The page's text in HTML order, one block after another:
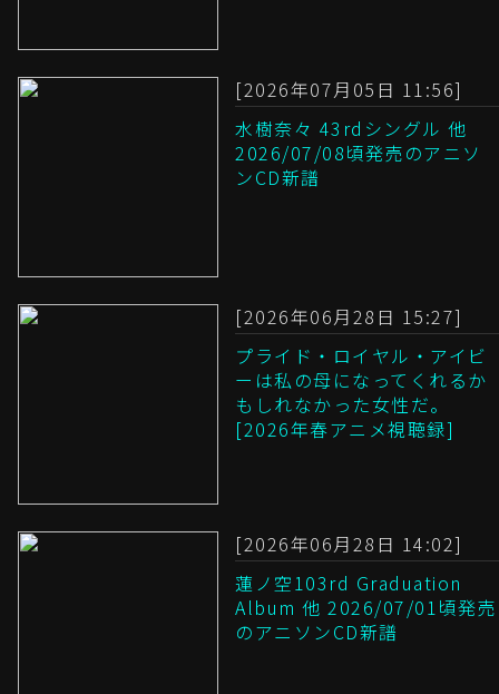
[2026年07月05日 11:56]
水樹奈々 43rdシングル 他
2026/07/08頃発売のアニソ
ンCD新譜
[2026年06月28日 15:27]
プライド・ロイヤル・アイビ
ーは私の母になってくれるか
もしれなかった女性だ。
[2026年春アニメ視聴録]
[2026年06月28日 14:02]
蓮ノ空103rd Graduation
Album 他 2026/07/01頃発売
のアニソンCD新譜